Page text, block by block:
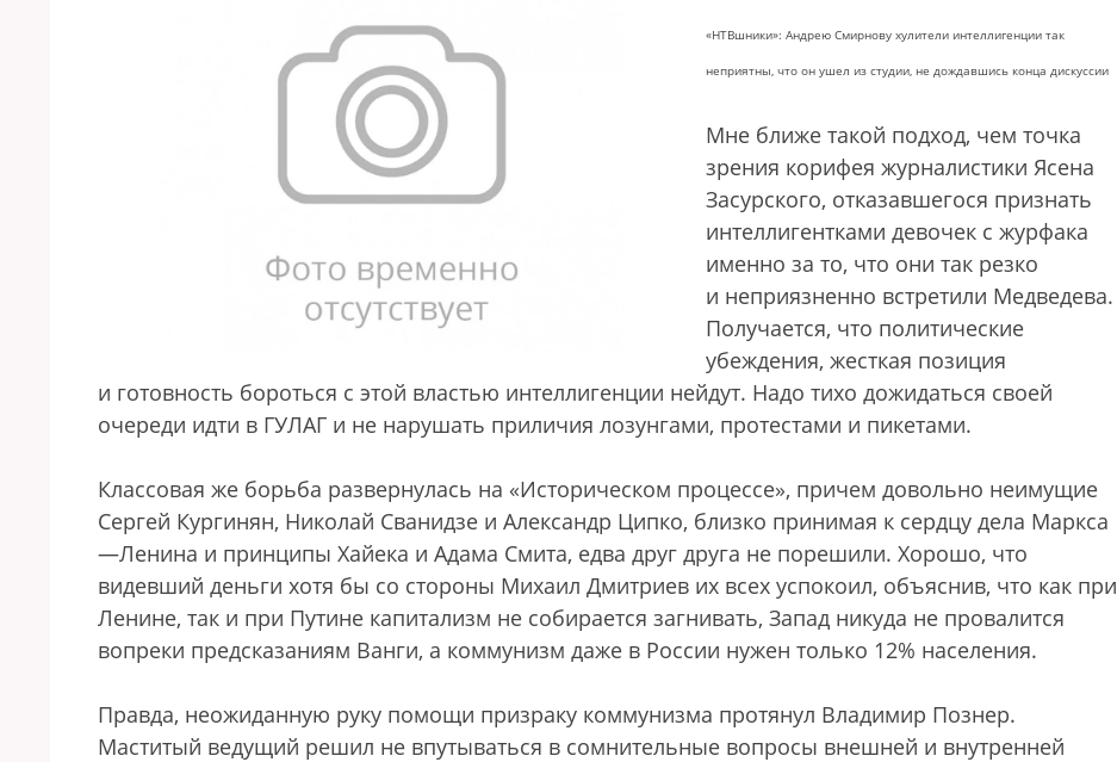
«НТВшники»: Андрею Смирнову хулители интеллигенции так
неприятны, что он ушел из студии, не дождавшись конца дискуссии
Мне ближе такой подход, чем точка
зрения корифея журналистики Ясена
Засурского, отказавшегося признать
интеллигентками девочек с журфака
именно за то, что они так резко
и неприязненно встретили Медведева.
Получается, что политические
убеждения, жесткая позиция
и готовность бороться с этой властью интеллигенции нейдут. Надо тихо дожидаться своей
очереди идти в ГУЛАГ и не нарушать приличия лозунгами, протестами и пикетами.
Классовая же борьба развернулась на «Историческом процессе», причем довольно неимущие
Сергей Кургинян, Николай Сванидзе и Александр Ципко, близко принимая к сердцу дела Маркса
—Ленина и принципы Хайека и Адама Смита, едва друг друга не порешили. Хорошо, что
видевший деньги хотя бы со стороны Михаил Дмитриев их всех успокоил, объяснив, что как при
Ленине, так и при Путине капитализм не собирается загнивать, Запад никуда не провалится
вопреки предсказаниям Ванги, а коммунизм даже в России нужен только 12% населения.
Правда, неожиданную руку помощи призраку коммунизма протянул Владимир Познер.
Маститый ведущий решил не впутываться в сомнительные вопросы внешней и внутренней